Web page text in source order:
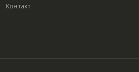
Контакт